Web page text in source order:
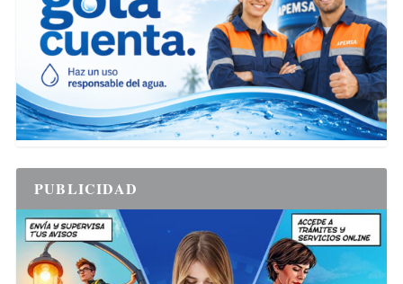
PUBLICIDAD